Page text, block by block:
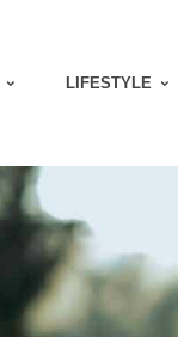
LIFESTYLE